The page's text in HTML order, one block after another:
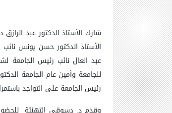
شارك الأستاذ الدكتور عبد الرازق دسوقي
الأستاذ الدكتور حسن يونس نائب
عبد العال نائب رئيس الجامعة
للجامعة وأمين عام الجامعة
رئيس الجامعة على التواجد